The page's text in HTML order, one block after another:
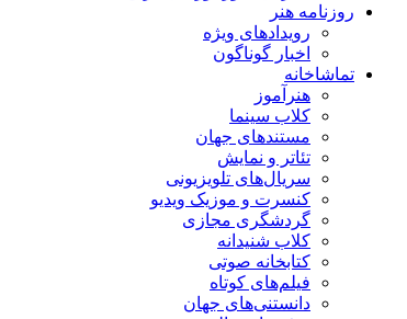
روزنامه هنر
رویدادهای ویژه
اخبار گوناگون
تماشاخانه
هنرآموز
کلاب سینما
مستندهای جهان
تئاتر و نمایش
سریال‌های تلویزیونی
کنسرت و موزیک ویدیو
گردشگری مجازی
کلاب شنیدانه
کتابخانه صوتی
فیلم‌های کوتاه
دانستنی‌های جهان